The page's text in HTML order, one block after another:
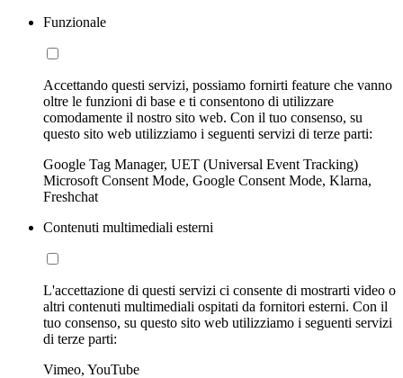
Funzionale
Accettando questi servizi, possiamo fornirti feature che vanno
oltre le funzioni di base e ti consentono di utilizzare
comodamente il nostro sito web. Con il tuo consenso, su
questo sito web utilizziamo i seguenti servizi di terze parti:
Google Tag Manager, UET (Universal Event Tracking)
Microsoft Consent Mode, Google Consent Mode, Klarna,
Freshchat
Contenuti multimediali esterni
L'accettazione di questi servizi ci consente di mostrarti video o
altri contenuti multimediali ospitati da fornitori esterni. Con il
tuo consenso, su questo sito web utilizziamo i seguenti servizi
di terze parti:
Vimeo, YouTube